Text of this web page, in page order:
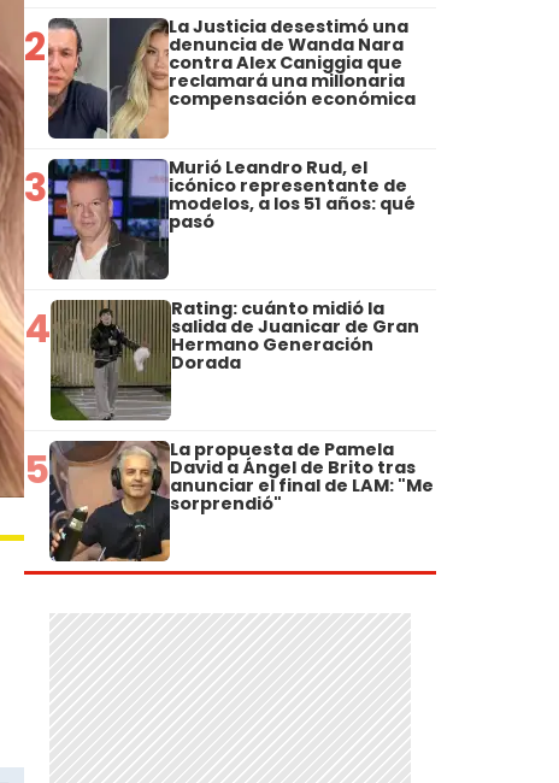
2 La Justicia desestimó una
denuncia de Wanda Nara
contra Alex Caniggia que
reclamará una millonaria
compensación económica
3 Murió Leandro Rud, el
icónico representante de
modelos, a los 51 años: qué
pasó
4 Rating: cuánto midió la
salida de Juanicar de Gran
Hermano Generación
Dorada
5 La propuesta de Pamela
David a Ángel de Brito tras
anunciar el final de LAM: "Me
sorprendió"